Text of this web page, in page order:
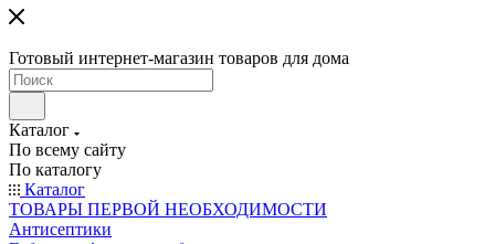
Готовый интернет-магазин товаров для дома
Каталог
По всему сайту
По каталогу
Каталог
ТОВАРЫ ПЕРВОЙ НЕОБХОДИМОСТИ
Антисептики